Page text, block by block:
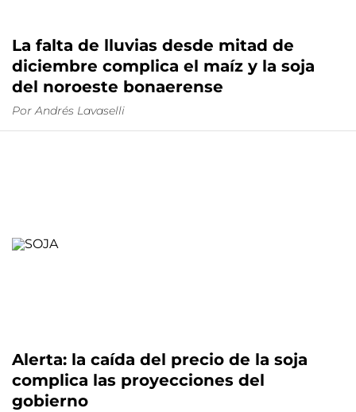
La falta de lluvias desde mitad de
diciembre complica el maíz y la soja
del noroeste bonaerense
Por Andrés Lavaselli
Alerta: la caída del precio de la soja
complica las proyecciones del
gobierno